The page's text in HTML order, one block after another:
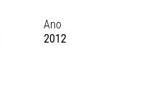
Ano
2012